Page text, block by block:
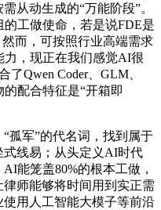
从动生成的“万能阶段”。
工做使命，若是说FDE是
然而，可按照行业高端需求
，现正在我们感觉AI很
Qwen Coder、GLM、
的配合特征是“开箱即
军”的代名词，找到属于
线易；从头定义AI时代
能笼盖80%的根本工做，
师能够将时间用到实正需
用人工智能大模子等前沿